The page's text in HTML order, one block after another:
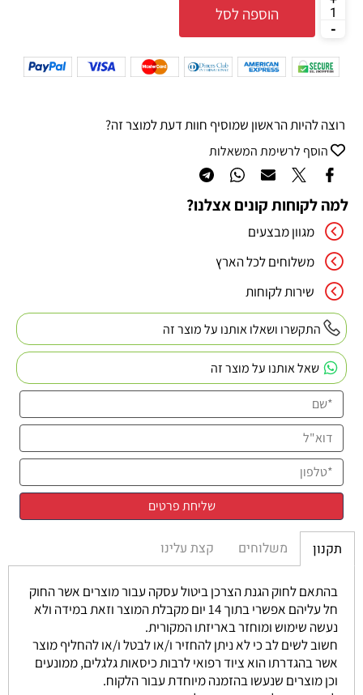
הוספה לסל
רוצה להיות הראשון שמוסיף חוות דעת למוצר זה?
הוסף לרשימת המשאלות
למה לקוחות קונים אצלנו?
מגוון מבצעים
משלוחים לכל הארץ
שירות לקוחות
התקשרו ושאלו אותנו על מוצר זה
שאל אותנו על מוצר זה
תקנון משלוחים קצת עלינו
בהתאם לחוק הגנת הצרכן ביטול עסקה עבור מוצרים אשר החוק
חל עליהם אפשרי בתוך 14 יום מקבלת המוצר וזאת במידה ולא
נעשה שימוש ומוחזר באריזתו המקורית.
חשוב לשים לב כי לא ניתן להחזיר ו/או לבטל ו/או להחליף מוצר
אשר בהגדרתו הוא ציוד רפואי לרבות כיסאות גלגלים, ממונעים
וכן מוצרים שנעשו בהזמנה מיוחדת עבור הלקוח.